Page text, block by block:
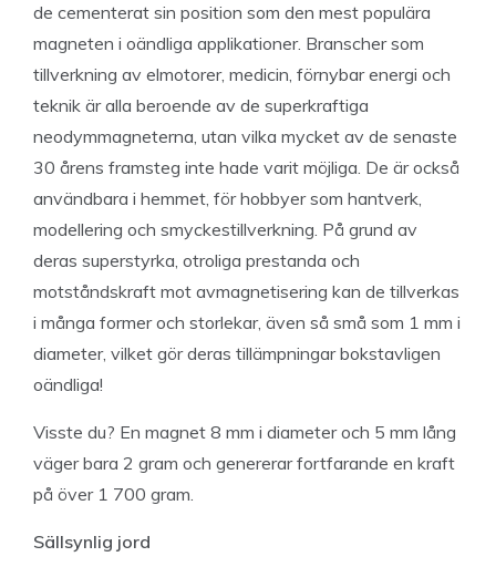
de cementerat sin position som den mest populära
magneten i oändliga applikationer. Branscher som
tillverkning av elmotorer, medicin, förnybar energi och
teknik är alla beroende av de superkraftiga
neodymmagneterna, utan vilka mycket av de senaste
30 årens framsteg inte hade varit möjliga. De är också
användbara i hemmet, för hobbyer som hantverk,
modellering och smyckestillverkning. På grund av
deras superstyrka, otroliga prestanda och
motståndskraft mot avmagnetisering kan de tillverkas
i många former och storlekar, även så små som 1 mm i
diameter, vilket gör deras tillämpningar bokstavligen
oändliga!
Visste du? En magnet 8 mm i diameter och 5 mm lång
väger bara 2 gram och genererar fortfarande en kraft
på över 1 700 gram.
Sällsynlig jord